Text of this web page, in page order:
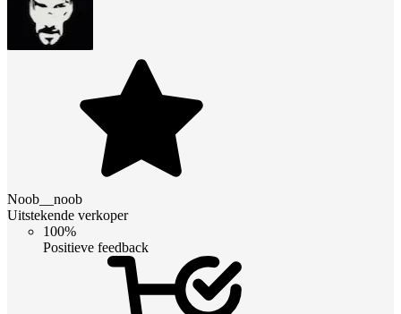
Noob__noob
Uitstekende verkoper
100%
Positieve feedback